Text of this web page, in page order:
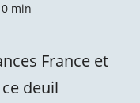
min
France et
deuil